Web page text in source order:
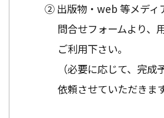
② 出版物・web 等メディ
問合せフォームより、
ご利用下さい。
（必要に応じて、完成
依頼させていただきま